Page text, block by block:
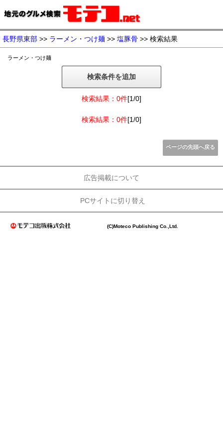
長野県東部 >> ラーメン・つけ麺 >> 塩豚骨 >> 検索結果
ラーメン・つけ麺
検索条件を追加
検索結果：0件[1/0]
検索結果：0件[1/0]
ページの先頭へ戻る
広告掲載について
PCサイトに切り替え
(C)Moteco Publishing Co.,Ltd.